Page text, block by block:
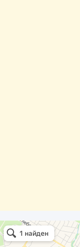
Олди Строй
Фасады и фасадные системы
Оргстекло, поликарбонат в